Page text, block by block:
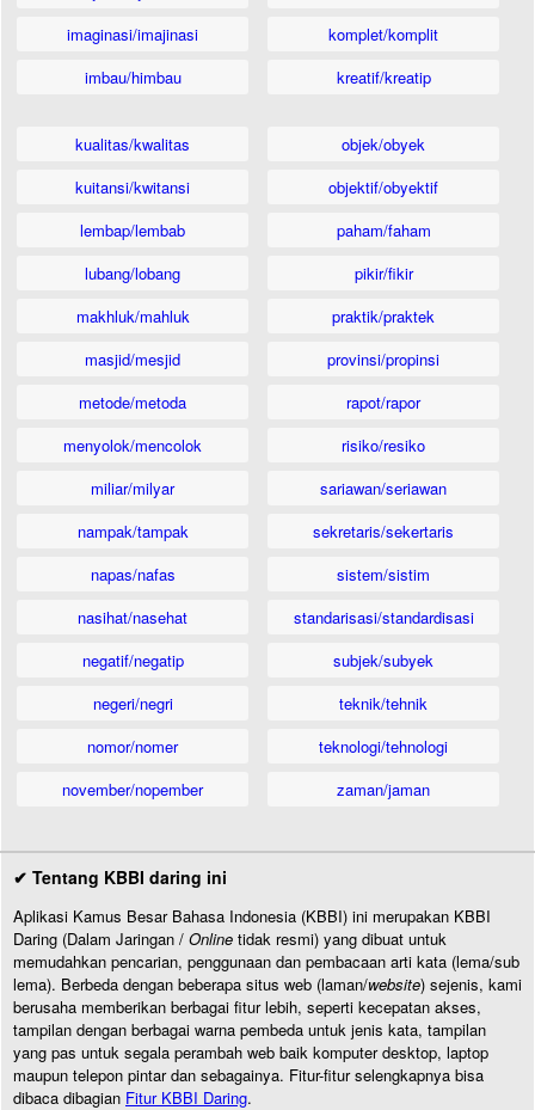
imaginasi/imajinasi
imbau/himbau
komplet/komplit
kreatif/kreatip
kualitas/kwalitas
kuitansi/kwitansi
lembap/lembab
lubang/lobang
makhluk/mahluk
masjid/mesjid
metode/metoda
menyolok/mencolok
miliar/milyar
nampak/tampak
napas/nafas
nasihat/nasehat
negatif/negatip
negeri/negri
nomor/nomer
november/nopember
objek/obyek
objektif/obyektif
paham/faham
pikir/fikir
praktik/praktek
provinsi/propinsi
rapot/rapor
risiko/resiko
sariawan/seriawan
sekretaris/sekertaris
sistem/sistim
standarisasi/standardisasi
subjek/subyek
teknik/tehnik
teknologi/tehnologi
zaman/jaman
✔ Tentang KBBI daring ini
Aplikasi Kamus Besar Bahasa Indonesia (KBBI) ini merupakan KBBI
Daring (Dalam Jaringan / Online tidak resmi) yang dibuat untuk
memudahkan pencarian, penggunaan dan pembacaan arti kata (lema/sub
lema). Berbeda dengan beberapa situs web (laman/website) sejenis, kami
berusaha memberikan berbagai fitur lebih, seperti kecepatan akses,
tampilan dengan berbagai warna pembeda untuk jenis kata, tampilan
yang pas untuk segala perambah web baik komputer desktop, laptop
maupun telepon pintar dan sebagainya. Fitur-fitur selengkapnya bisa
dibaca dibagian Fitur KBBI Daring.